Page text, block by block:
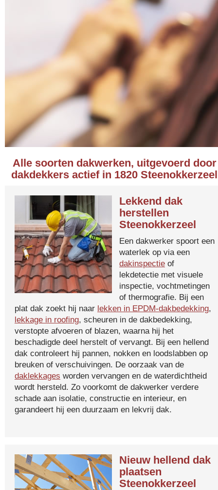
Alle soorten dakwerken, uitgevoerd door
dakdekkers actief in 1820 Steenokkerzeel
Lekkend dak
herstellen
Steenokkerzeel
Een dakwerker spoort een
waterlek op via een
dakinspectie of
lekdetectie met visuele
inspectie, vochtmetingen
of thermografie. Bij een
plat dak zoekt hij naar lekken in EPDM-dakbedekking,
lekkage in roofing, scheuren in de dakbedekking,
verstopte afvoeren of blazen, waarna hij het
beschadigde deel herstelt of vervangt. Bij een hellend
dak controleert hij pannen, nokken en loodslabben op
breuken of verschuivingen. De oorzaak van de
daklekkages worden vervangen en de waterdichtheid
wordt hersteld. Zo voorkomt de dakwerker verdere
schade aan isolatie, constructie en interieur, en
garandeert hij een duurzaam en lekvrij dak.
Nieuw hellend dak
plaatsen
Steenokkerzeel